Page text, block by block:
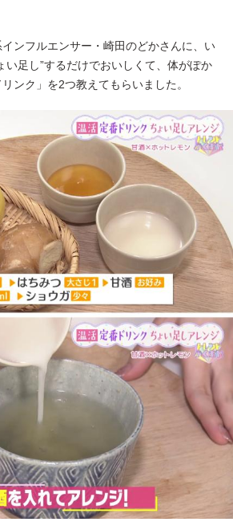
ンフルエンサー・崎田のどかさんに、い
い足し”するだけでおいしくて、体がぽか
ンク」を2つ教えてもらいました。